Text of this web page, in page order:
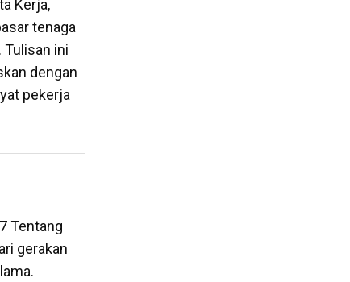
Kerja,
tenaga
ini
dengan
pekerja
Tentang
gerakan